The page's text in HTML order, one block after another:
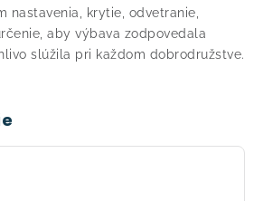
nastavenia, krytie, odvetranie,
aby výbava zodpovedala
slúžila pri každom dobrodružstve.